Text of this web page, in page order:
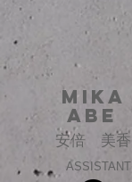
​安倍 美香
ASSISTANT
ABE
MIKA